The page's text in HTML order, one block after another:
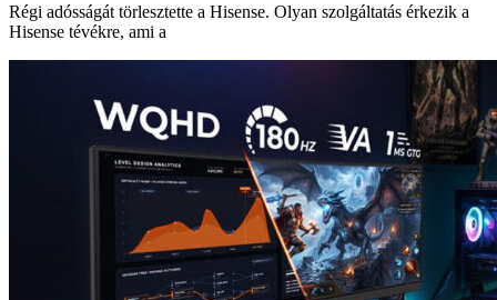
Régi adósságát törlesztette a Hisense. Olyan szolgáltatás érkezik a
Hisense tévékre, ami a